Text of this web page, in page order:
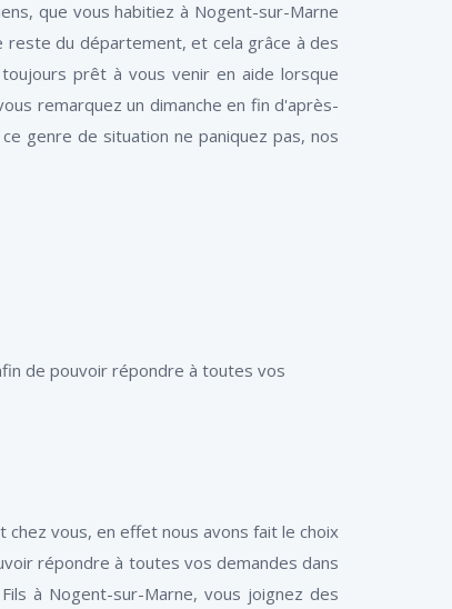
que vous habitiez à Nogent-sur-Marne
reste du département, et cela grâce à des
prêt à vous venir en aide lorsque
remarquez un dimanche en fin d'après-
genre de situation ne paniquez pas, nos
de pouvoir répondre à toutes vos
vous, en effet nous avons fait le choix
répondre à toutes vos demandes dans
à Nogent-sur-Marne, vous joignez des